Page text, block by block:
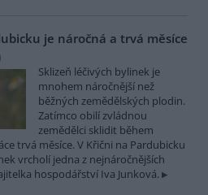
je náročná a trvá měsíce
)
Sklizeň léčivých bylinek je
mnohem náročnější než
běžných zemědělských plodin.
Zatímco obilí zvládnou
zemědělci sklidit během
trvá měsíce. V Křični na Pardubicku
vrcholí jedna z nejnáročnějších
hospodářství Iva Junková.